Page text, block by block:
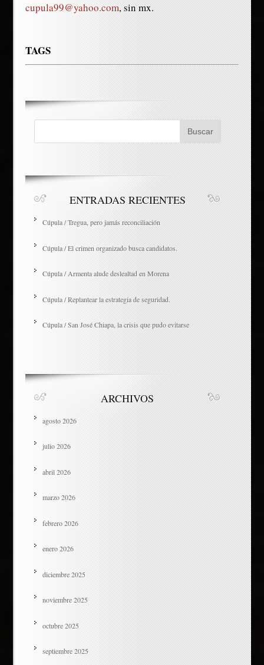
cupula99@yahoo.com, sin mx.
TAGS
ENTRADAS RECIENTES
Cúpula / Tregua, pero jamás reconciliación
Cúpula / El crimen organizado busca candidatos.
Cúpula / Armenta alude deslealtad en Morena
Cúpula / Replantear la estrategia de seguridad.
Cúpula / San José Chiapa, la crisis que pudo evitarse
ARCHIVOS
agosto 2026
julio 2026
abril 2026
marzo 2026
febrero 2026
enero 2026
diciembre 2025
noviembre 2025
octubre 2025
septiembre 2025